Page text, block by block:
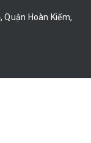
Quận Hoàn Kiếm,